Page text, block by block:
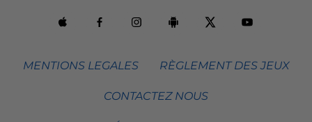
MENTIONS LEGALES RÈGLEMENT DES JEUX
CONTACTEZ NOUS